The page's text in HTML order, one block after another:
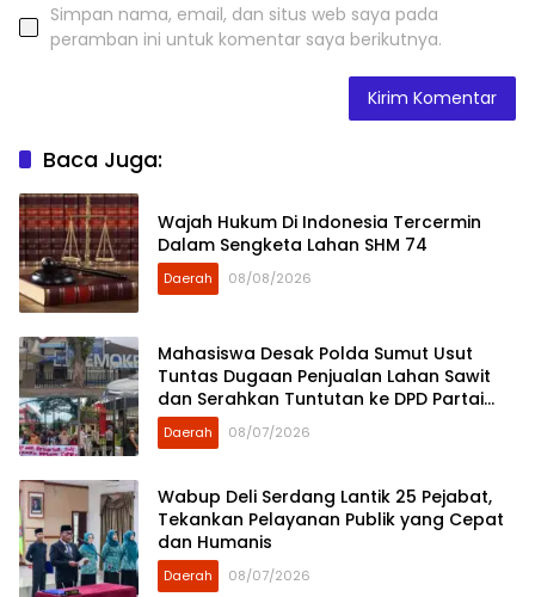
Simpan nama, email, dan situs web saya pada
peramban ini untuk komentar saya berikutnya.
Baca Juga:
Wajah Hukum Di Indonesia Tercermin
Dalam Sengketa Lahan SHM 74
Daerah 08/08/2026
Mahasiswa Desak Polda Sumut Usut
Tuntas Dugaan Penjualan Lahan Sawit
dan Serahkan Tuntutan ke DPD Partai
Demokrat Sumut
Daerah 08/07/2026
Wabup Deli Serdang Lantik 25 Pejabat,
Tekankan Pelayanan Publik yang Cepat
dan Humanis
Daerah 08/07/2026